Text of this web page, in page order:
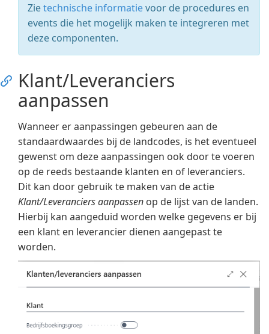
Zietechnische informatievoor de procedures en
events die het mogelijk maken te integreren met
deze componenten.
Klant/Leveranciers
aanpassen
Wanneer er aanpassingen gebeuren aan de
standaardwaardes bij de landcodes, is het eventueel
gewenst om deze aanpassingen ook door te voeren
op de reeds bestaande klanten en of leveranciers.
Dit kan door gebruik te maken van de actie
Klant/Leveranciers aanpassen op de lijst van de landen.
Hierbij kan aangeduid worden welke gegevens er bij
een klant en leverancier dienen aangepast te
worden.